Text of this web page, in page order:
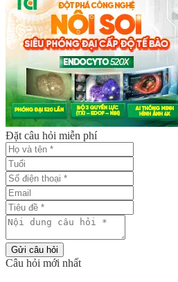
Đặt câu hỏi miễn phí
Gửi câu hỏi
Câu hỏi mới nhất